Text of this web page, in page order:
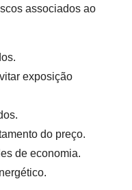
associados ao
exposição
do preço.
de economia.